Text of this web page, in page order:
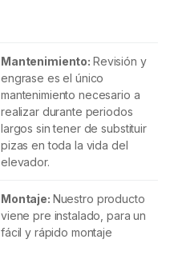
Mantenimiento: Revisión y
engrase es el único
mantenimiento necesario a
realizar durante periodos
largos sin tener de substituir
pizas en toda la vida del
elevador.
Montaje: Nuestro producto
viene pre instalado, para un
fácil y rápido montaje